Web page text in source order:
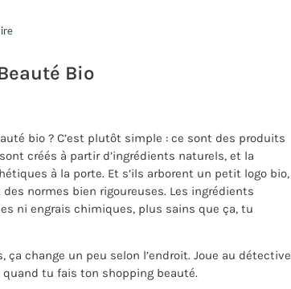
Bio
bio ? C’est plutôt simple : ce sont des produits
créés à partir d’ingrédients naturels, et la
à la porte. Et s’ils arborent un petit logo bio,
normes bien rigoureuses. Les ingrédients
ni engrais chimiques, plus sains que ça, tu
change un peu selon l’endroit. Joue au détective
tu fais ton shopping beauté.